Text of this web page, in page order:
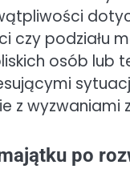
czy podziału
osób lub
z wyzwaniami
po